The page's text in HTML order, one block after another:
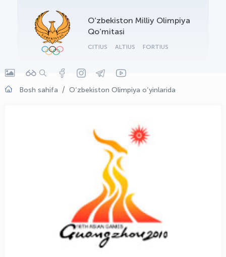
O‘zbekiston Milliy Olimpiya
Qo‘mitasi
CITIUS ALTIUS FORTIUS
Bosh sahifa O‘zbekiston Olimpiya o‘yinlarida
OLYMPCHIK AI - yordamchi
Onlayn · olympic.uz